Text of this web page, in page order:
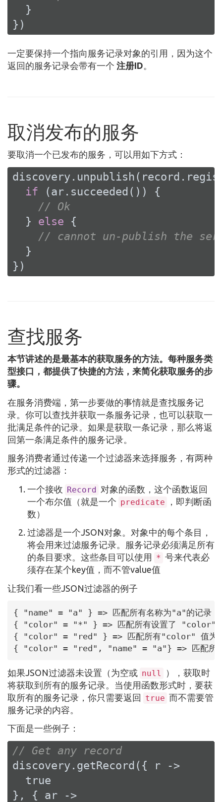
  }
})
一定要保持一个指向服务记录对象的引用，因为这个
返回的服务记录会带有一个 注册ID
取消发布的服务
要取消一个已发布的服务，可以用如下方式：
if (ar.succeeded()) {
// Ok
  }
else {
// cannot un-publish the
  }
})
查找服务
本节讲述的是最基本的获取服务的方法。每种服务类
型接口，都提供了快捷的方法，来简化获取服务的步
骤。
在服务消费端，第一步要做的事情就是查找服务记
录。你可以查找并获取一条服务记录，也可以获取一
批满足条件的记录。如果是获取一条记录，那么将返
回第一条满足条件的服务记录。
服务消费者通过传递一个过滤器来选择服务，有两种
形式的过滤器：
一个接收 Record 对象的函数，这个函数返回
一个布尔值（就是一个 predicate
，即判断函
数）
过滤器是一个JSON对象。对象中的每个条目，
将会用来过滤服务记录。服务记录必须满足所有
的条目要求。这些条目可以使用
* 号来代表必
须存在某个key值，而不管value值
让我们看一些JSON过滤器的例子
{ "name" = "a" } => 匹配所有名称为"a"的记录
{ "color" = "*" } => 匹配所有设置了 "color"
{ "color" = "red" } => 匹配所有"color" 值为
{ "color" = "red", "name" = "a"} => 匹配所
如果JSON过滤器未设置（为空或 null
），获取时
将获取到所有的服务记录。当使用函数形式时，要获
取所有的服务记录，你只需要返回 true 而不需要管
服务记录的内容。
下面是一些例子：
// Get any record
discovery.getRecord({ r ->
true
}, { ar ->